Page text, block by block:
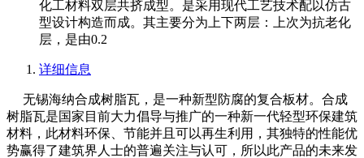
化工材料双层共挤成型。是采用现代工艺技术配以仿古
型设计构造而成。其主要分为上下两层：上次为抗老化
层，是由0.2
详细信息
无锡海纳合成树脂瓦，是一种新型防腐的复合板材。合成
树脂瓦是国家目前大力倡导与推广的一种新一代轻型环保建筑
材料，此材料环保、节能并且可以再生利用，其独特的性能优
势赢得了建筑界人士的普遍关注与认可，所以此产品的未来发